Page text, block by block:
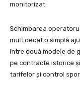
monitorizat.
Schimbarea
mult decât o simplă
între două modele de
pe contracte istorice
tarifelor și control